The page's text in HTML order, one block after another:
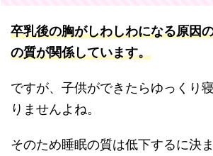
卒乳後の胸がしわしわになる原因
の質が関係しています。
ですが、子供ができたらゆっくり
りませんよね。
そのため睡眠の質は低下するに決